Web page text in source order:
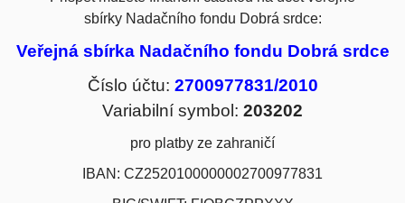
sbírkyNadačního fondu Dobrá srdce:
Veřejná sbírka Nadačního fondu Dobrá srdce
Číslo účtu: 2700977831/2010
Variabilní symbol: 203202
pro platby ze zahraničí
IBAN: CZ2520100000002700977831